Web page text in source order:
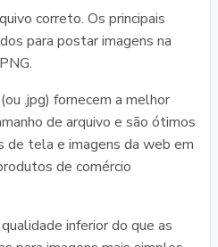
correto. Os principais
para postar imagens na
.jpg) fornecem a melhor
de arquivo e são ótimos
de tela e imagens da web em
de comércio
inferior do que as